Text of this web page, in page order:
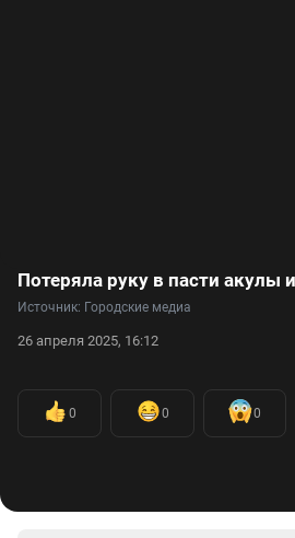
Источник: Городские медиа
26 апреля 2025, 16:12
0 0 0